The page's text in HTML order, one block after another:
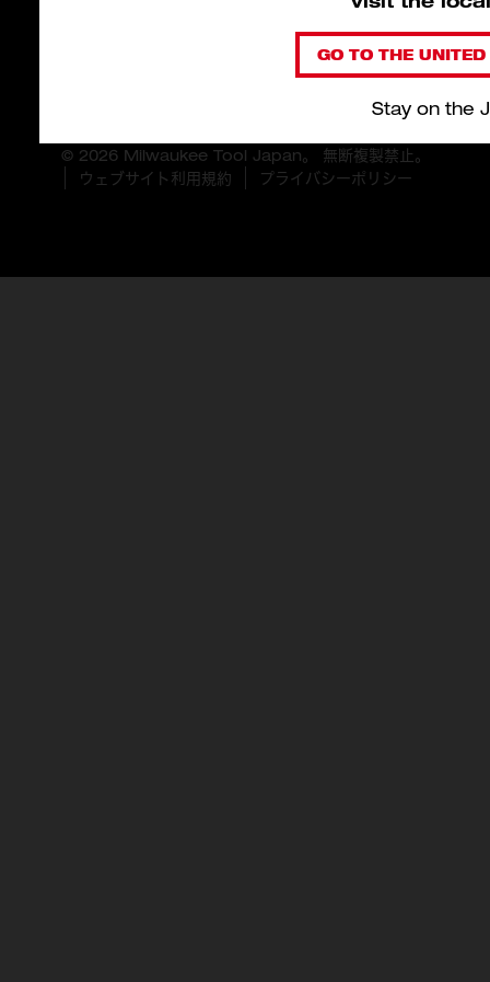
GO TO THE
Stay on the
© 2026 Milwaukee Tool Japan。 無断複製禁止。
ウェブサイト利用規約
プライバシーポリシー